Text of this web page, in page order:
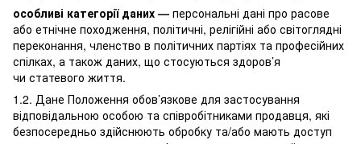
особливі категорії даних — персональні дані про расове
або етнічне походження, політичні, релігійні або світоглядні
переконання, членство в політичних партіях та професійних
спілках, а також даних, що стосуються здоров’я
чи статевого життя.
1.2. Дане Положення обов’язкове для застосування
відповідальною особою та співробітниками продавця, які
безпосередньо здійснюють обробку та/або мають доступ